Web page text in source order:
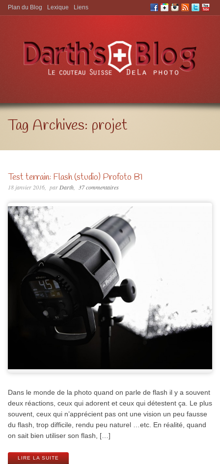
Aller à:
Plan du Blog Lexique Liens
Tag Archives: projet
Test terrain: Flash (studio) Profoto B1
18 janvier 2016 parDarth 37 commentaires
Dans le monde de la photo quand on parle de flash il y a souvent
deux réactions, ceux qui adorent et ceux qui détestent ça. Le plus
souvent, ceux qui n’apprécient pas ont une vision un peu fausse
du flash, trop difficile, rendu peu naturel …etc. En réalité, quand
on sait bien utiliser son flash, […]
LIRE LA SUITE